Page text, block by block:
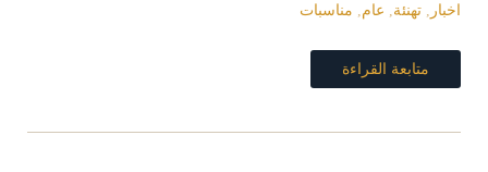
اخبار
تهنئة عام مناسبات
متابعة القراءة